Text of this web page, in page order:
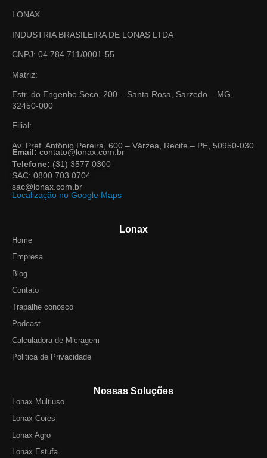
LONAX
INDUSTRIA BRASILEIRA DE LONAS LTDA
CNPJ: 04.784.711/0001-55
Matriz:
Estr. do Engenho Seco, 200 – Santa Rosa, Sarzedo – MG,
32450-000
Filial:
Av. Pref. Antônio Pereira, 600 – Várzea, Recife – PE, 50950-030
Email: contato@lonax.com.br
Telefone: (31) 3577 0300
SAC: 0800 703 0704
sac@lonax.com.br
Localização no Google Maps
Lonax
Home
Empresa
Blog
Contato
Trabalhe conosco
Podcast
Calculadora de Micragem
Politica de Privacidade
Nossas Soluções
Lonax Multiuso
Lonax Cores
Lonax Agro
Lonax Estufa